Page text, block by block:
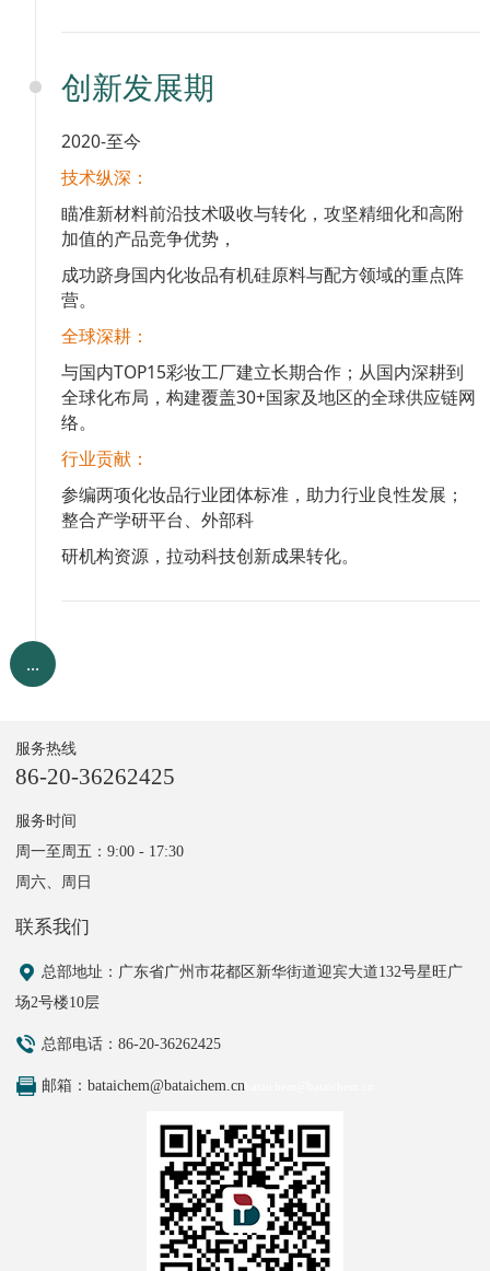
创新发展期
2020-至今
技术纵深：
瞄准新材料前沿技术吸收与转化，攻坚精细化和高附
加值的产品竞争优势，
成功跻身国内化妆品有机硅原料与配方领域的重点阵
营。
全球深耕：
与国内TOP15彩妆工厂建立长期合作；从国内深耕到
全球化布局，构建覆盖30+国家及地区的全球供应链网
络。
行业贡献：
参编两项化妆品行业团体标准，助力行业良性发展；
整合产学研平台、外部科
研机构资源，拉动科技创新成果转化。
服务热线
86-20-36262425
服务时间
周一至周五：9:00 - 17:30
周六、周日
联系我们
总部地址 ：广东省广州市花都区新华街道迎宾大道132号星旺广
场2号楼10层
总部电话：86-20-36262425
邮箱：bataichem@bataichem.cn